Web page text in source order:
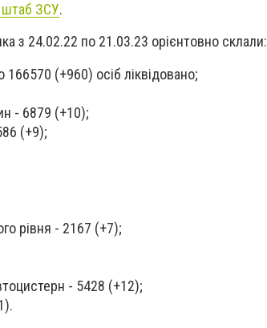
штаб ЗСУ.
з 24.02.22 по 21.03.23 орієнтовно склали:
(+960) осіб ліквідовано;
- 6879 (+10);
(+9);
рівня - 2167 (+7);
- 5428 (+12);